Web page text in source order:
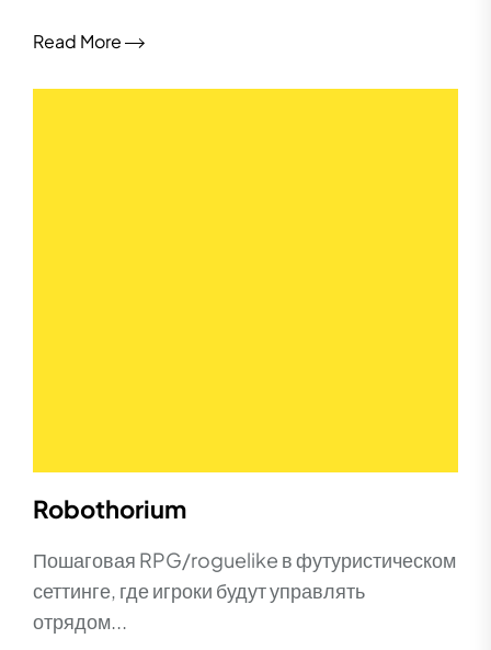
Read More
Robothorium
Пошаговая RPG/roguelike в футуристическом
сеттинге, где игроки будут управлять
отрядом...